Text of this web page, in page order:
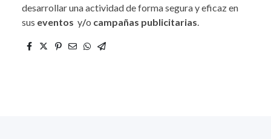
desarrollar una actividad de forma segura y eficaz en
sus eventos y/o campañas publicitarias.